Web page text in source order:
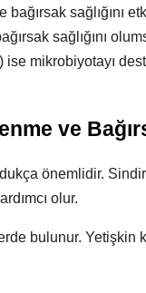
bağırsak sağlığını
sağlığını
mikrobiyotayı
ve
önemlidir.
olur.
bulunur. Yetişkin